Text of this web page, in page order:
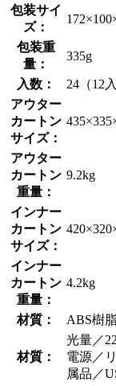
包装サイ
ズ：
包装重
量：
335g
入数：
24（12
アウター
カートン
サイズ：
アウター
カートン
重量：
9.2kg
インナー
カートン
サイズ：
インナー
カートン
重量：
4.2kg
材質： ABS樹
材質：
光量／
電源／
属品／